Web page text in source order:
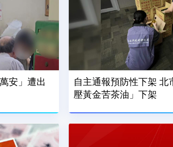
安」遭出
自主通報預防性下架 北市令「百年堂冷
壓黃金苦茶油」下架